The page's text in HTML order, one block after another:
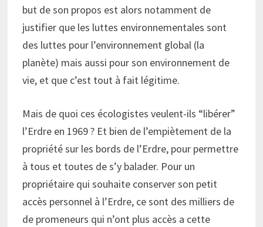
but de son propos est alors notamment de
justifier que les luttes environnementales sont
des luttes pour l’environnement global (la
planète) mais aussi pour son environnement de
vie, et que c’est tout à fait légitime.
Mais de quoi ces écologistes veulent-ils “libérer”
l’Erdre en 1969 ? Et bien de l’empiètement de la
propriété sur les bords de l’Erdre, pour permettre
à tous et toutes de s’y balader. Pour un
propriétaire qui souhaite conserver son petit
accès personnel à l’Erdre, ce sont des milliers de
de promeneurs qui n’ont plus accès a cette